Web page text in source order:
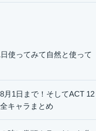
使ってみて自然と使って
月1日まで！そしてACT 12
キャラまとめ